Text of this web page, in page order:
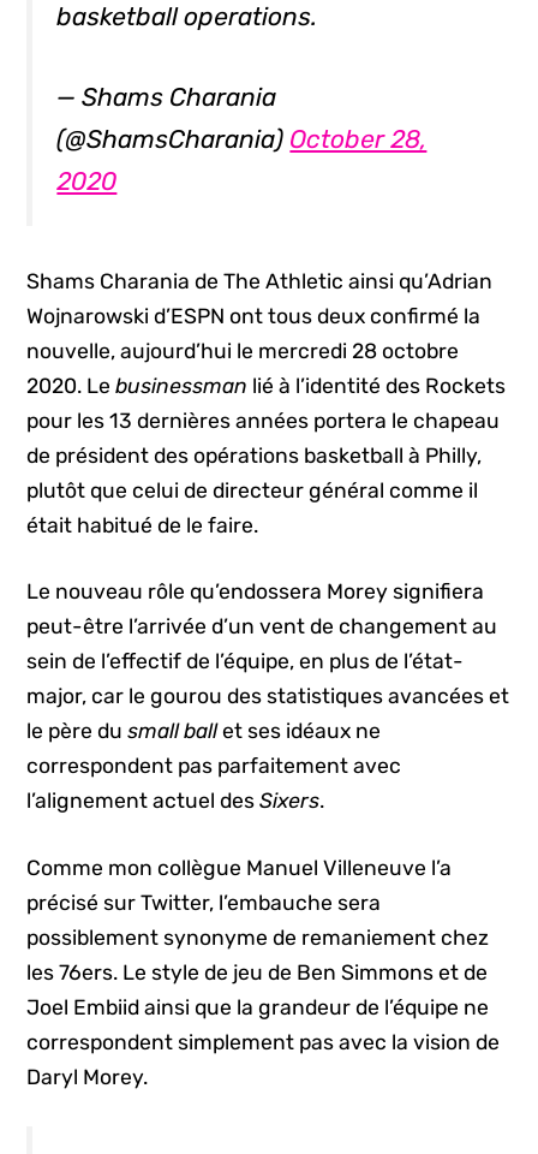
basketball operations.
— Shams Charania
(@ShamsCharania) October 28,
2020
Shams Charania de The Athletic ainsi qu’Adrian
Wojnarowski d’ESPN ont tous deux confirmé la
nouvelle, aujourd’hui le mercredi 28 octobre
2020. Lebusinessman lié à l’identité des Rockets
pour les 13 dernières années portera le chapeau
de président des opérations basketball à Philly,
plutôt que celui de directeur général comme il
était habitué de le faire.
Le nouveau rôle qu’endossera Morey signifiera
peut-être l’arrivée d’un vent de changement au
sein de l’effectif de l’équipe, en plus de l’état-
major, car le gourou des statistiques avancées et
le père dusmall ballet ses idéaux ne
correspondent pas parfaitement avec
l’alignement actuel desSixers.
Comme mon collègue Manuel Villeneuve l’a
précisé sur Twitter, l’embauche sera
possiblement synonyme de remaniement chez
les 76ers. Le style de jeu de Ben Simmons et de
Joel Embiid ainsi que la grandeur de l’équipe ne
correspondent simplement pas avec la vision de
Daryl Morey.